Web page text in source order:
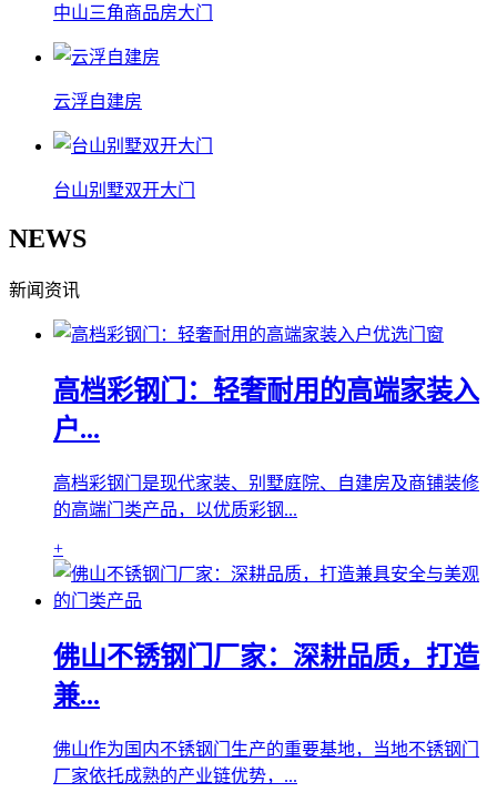
中山三角商品房大门
云浮自建房
台山别墅双开大门
NEWS
新闻资讯
高档彩钢门：轻奢耐用的高端家装入
户...
高档彩钢门是现代家装、别墅庭院、自建房及商铺装修
的高端门类产品，以优质彩钢...
+
佛山不锈钢门厂家：深耕品质，打造
兼...
佛山作为国内不锈钢门生产的重要基地，当地不锈钢门
厂家依托成熟的产业链优势，...